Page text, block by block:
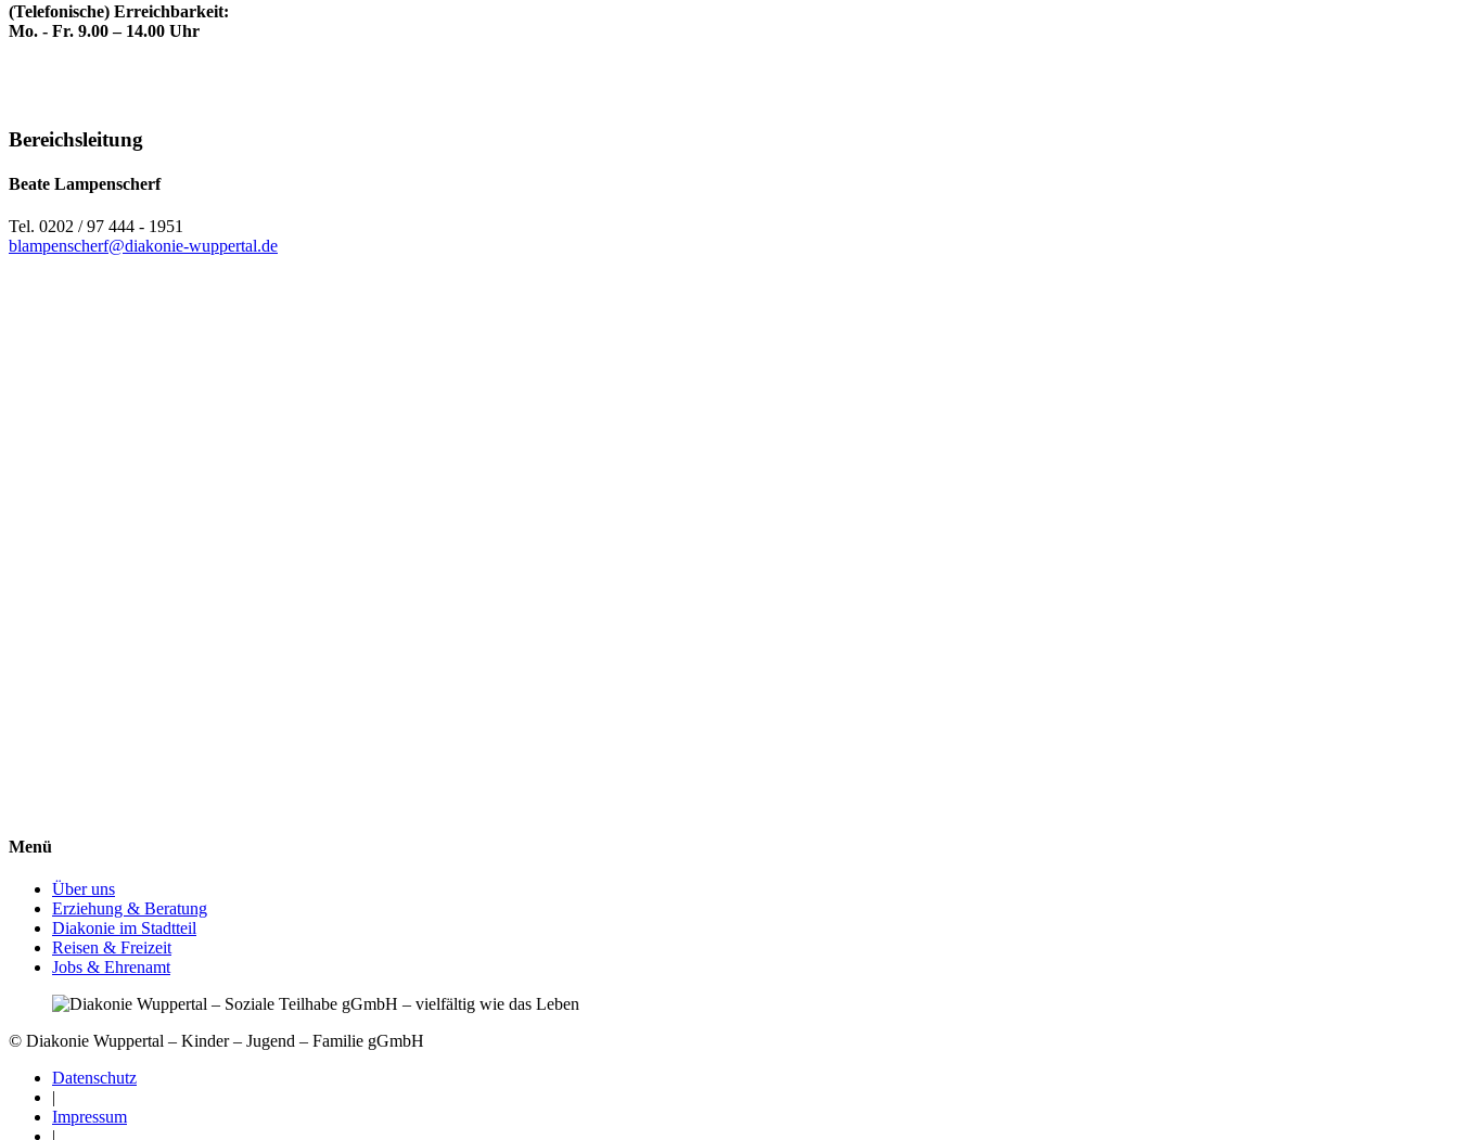
(Telefonische) Erreichbarkeit:
Mo. - Fr. 9.00 – 14.00 Uhr
Bereichsleitung
Beate Lampenscherf
Tel. 0202 / 97 444 - 1951
blampenscherf@diakonie-wuppertal.de
Menü
Über uns
Erziehung & Beratung
Diakonie im Stadtteil
Reisen & Freizeit
Jobs & Ehrenamt
© Diakonie Wuppertal – Kinder – Jugend – Familie gGmbH
Datenschutz
|
Impressum